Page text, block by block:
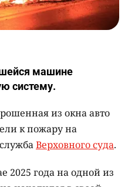
машине
систему.
из окна авто
к пожару на
Верховного суда.
2025 года на одной из